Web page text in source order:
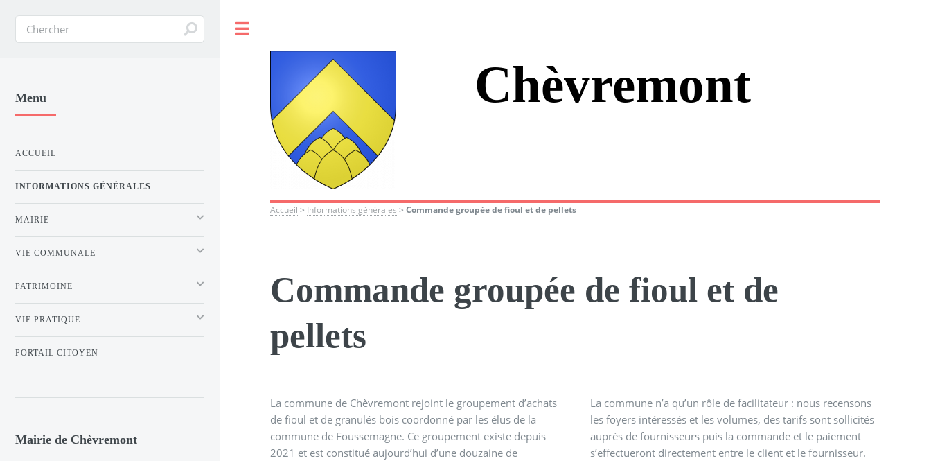
Chèvremont
Accueil > Informations générales >Commande groupée de fioul et de pellets
Commande groupée de fioul et de
pellets
La commune de Chèvremont rejoint le groupement d’achats
de fioul et de granulés bois coordonné par les élus de la
commune de Foussemagne. Ce groupement existe depuis
2021 et est constitué aujourd’hui d’une douzaine de
La commune n’a qu’un rôle de facilitateur : nous recensons
les foyers intéressés et les volumes, des tarifs sont sollicités
auprès de fournisseurs puis la commande et le paiement
s’effectueront directement entre le client et le fournisseur.
Menu
ACCUEIL
INFORMATIONS GÉNÉRALES
MAIRIE
VIE COMMUNALE
PATRIMOINE
VIE PRATIQUE
PORTAIL CITOYEN
Mairie de Chèvremont